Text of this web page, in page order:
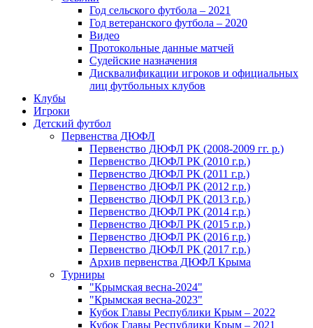
Год сельского футбола – 2021
Год ветеранского футбола – 2020
Видео
Протокольные данные матчей
Судейские назначения
Дисквалификации игроков и официальных
лиц футбольных клубов
Клубы
Игроки
Детский футбол
Первенства ДЮФЛ
Первенство ДЮФЛ РК (2008-2009 гг. р.)
Первенство ДЮФЛ РК (2010 г.р.)
Первенство ДЮФЛ РК (2011 г.р.)
Первенство ДЮФЛ РК (2012 г.р.)
Первенство ДЮФЛ РК (2013 г.р.)
Первенство ДЮФЛ РК (2014 г.р.)
Первенство ДЮФЛ РК (2015 г.р.)
Первенство ДЮФЛ РК (2016 г.р.)
Первенство ДЮФЛ РК (2017 г.р.)
Архив первенства ДЮФЛ Крыма
Турниры
"Крымская весна-2024"
"Крымская весна-2023"
Кубок Главы Республики Крым – 2022
Кубок Главы Республики Крым – 2021